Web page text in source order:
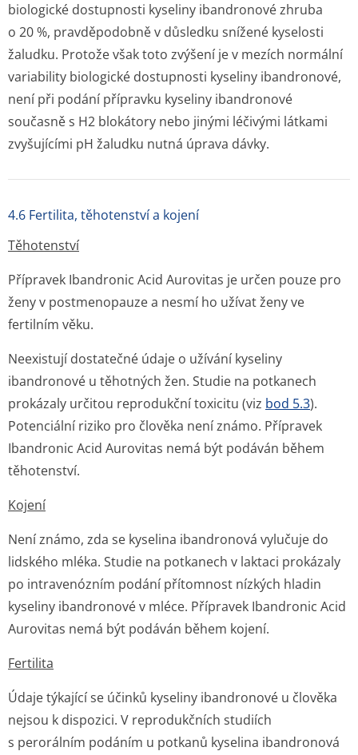
biologické dostupnosti kyseliny ibandronové zhruba
o 20 %, pravděpodobně v důsledku snížené kyselosti
žaludku. Protože však toto zvýšení je v mezích normální
variability biologické dostupnosti kyseliny ibandronové,
není při podání přípravku kyseliny ibandronové
současně s H2 blokátory nebo jinými léčivými látkami
zvyšujícími pH žaludku nutná úprava dávky.
4.6 Fertilita, těhotenství a kojení
Těhotenství
Přípravek Ibandronic Acid Aurovitas je určen pouze pro
ženy v postmenopauze a nesmí ho užívat ženy ve
fertilním věku.
Neexistují dostatečné údaje o užívání kyseliny
ibandronové u těhotných žen. Studie na potkanech
prokázaly určitou reprodukční toxicitu (viz bod 5.3).
Potenciální riziko pro člověka není známo. Přípravek
Ibandronic Acid Aurovitas nemá být podáván během
těhotenství.
Kojení
Není známo, zda se kyselina ibandronová vylučuje do
lidského mléka. Studie na potkanech v laktaci prokázaly
po intravenózním podání přítomnost nízkých hladin
kyseliny ibandronové v mléce. Přípravek Ibandronic Acid
Aurovitas nemá být podáván během kojení.
Fertilita
Údaje týkající se účinků kyseliny ibandronové u člověka
nejsou k dispozici. V reprodukčních studiích
s perorálním podáním u potkanů kyselina ibandronová